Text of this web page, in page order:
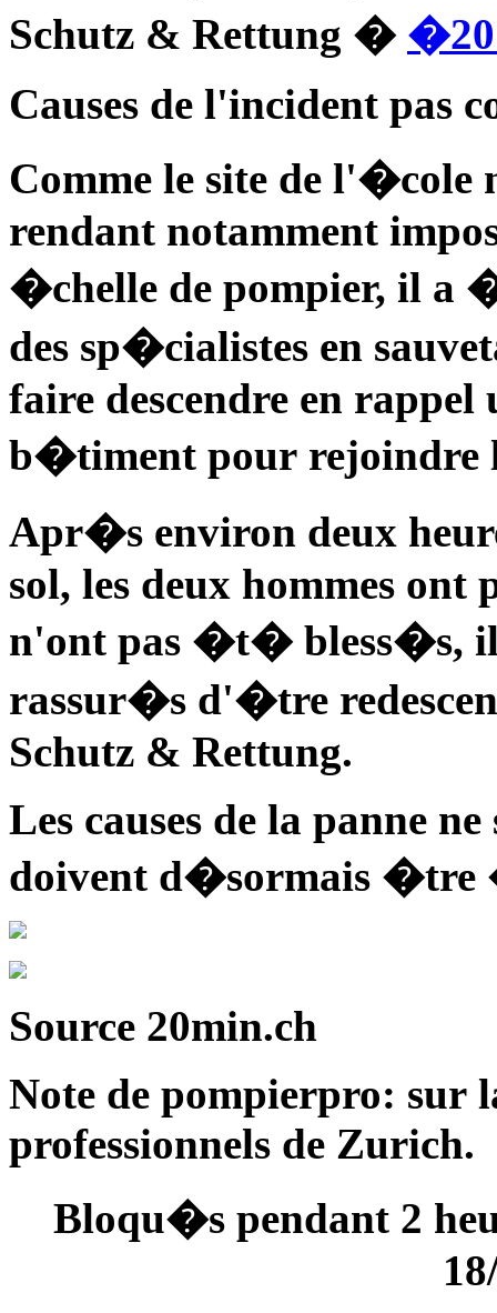
Schutz & Rettung �
Causes de l'incident pas
Comme le site de l'�cole
rendant notamment
�chelle de pompier, il
des sp�cialistes en
faire descendre en
b�timent pour rejoindre
Apr�s environ deux
sol, les deux hommes
n'ont pas �t� bless�s,
rassur�s d'�tre
Schutz & Rettung.
Les causes de la panne
doivent d�sormais �tre
Source 20min.ch
Note de pompierpro: sur
professionnels de Zurich.
Bloqu�s pendant 2